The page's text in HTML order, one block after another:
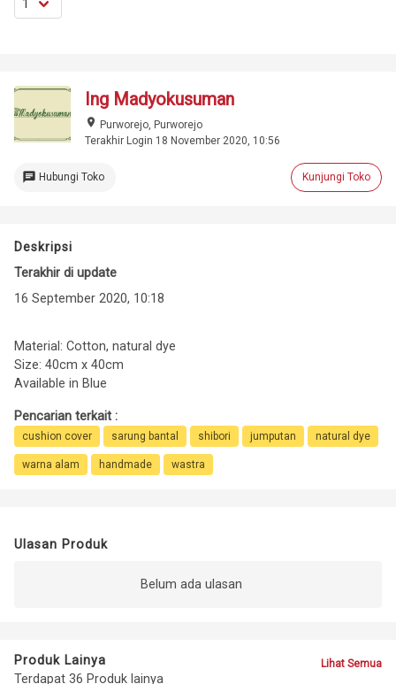
Ing Madyokusuman
place Purworejo, Purworejo
Terakhir Login 18 November 2020, 10:56
chat Hubungi Toko Kunjungi Toko
Deskripsi
Terakhir di update
16 September 2020, 10:18
Material: Cotton, natural dye
Size: 40cm x 40cm
Available in Blue
Pencarian terkait :
cushion cover sarung bantal shibori jumputan natural dye
warna alam handmade wastra
Ulasan Produk
Belum ada ulasan
Produk Lainya
Terdapat 36 Produk lainya
Lihat Semua